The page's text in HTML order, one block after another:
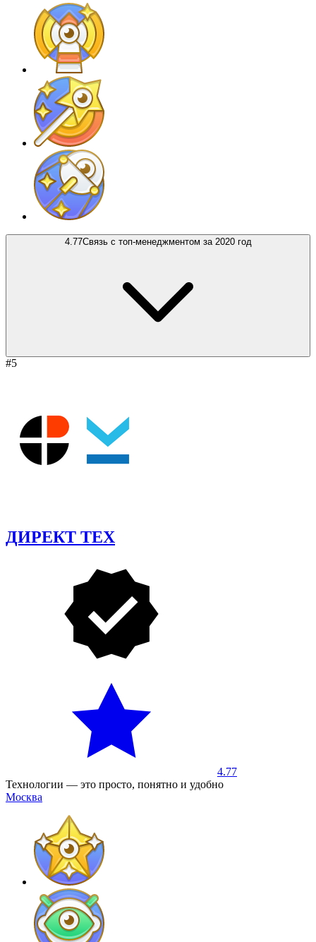
4.77Связь с топ-менеджментом за 2020 год
#5
ДИРЕКТ ТЕХ
4.77
Технологии — это просто, понятно и удобно
Москва